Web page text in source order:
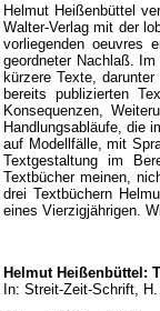
Helmut Heißenbüttel
Walter-Verlag mit der
vorliegenden oeuvres
geordneter Nachlaß.
kürzere Texte,
bereits publizierten
Konsequenzen,
Handlungsabläufe, die
auf Modellfälle, mit
Textgestaltung im
Textbücher meinen,
drei Textbüchern
eines Vierzigjährigen.
Helmut Heißenbüttel:
In: Streit-Zeit-Schrift,